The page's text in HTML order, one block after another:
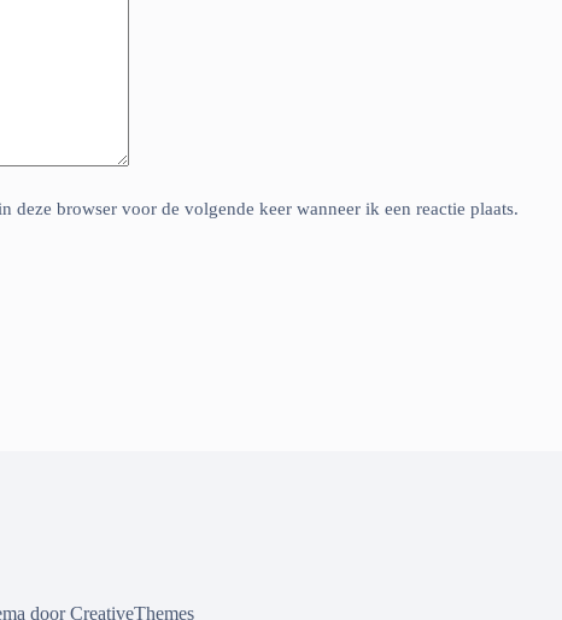
deze browser voor de volgende keer wanneer ik een reactie plaats.
doorCreativeThemes